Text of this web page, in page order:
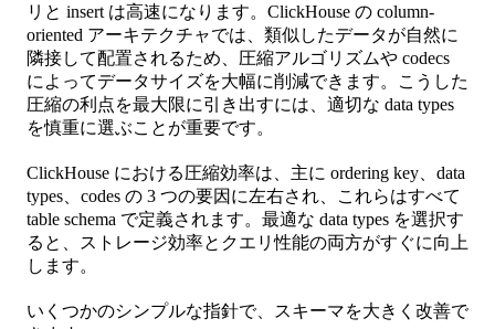
リと insert は高速になります。ClickHouse の column-
oriented アーキテクチャでは、類似したデータが自然に
隣接して配置されるため、圧縮アルゴリズムや codecs
によってデータサイズを大幅に削減できます。こうした
圧縮の利点を最大限に引き出すには、適切な data types
を慎重に選ぶことが重要です。
ClickHouse における圧縮効率は、主に ordering key、data
types、codes の 3 つの要因に左右され、これらはすべて
table schema で定義されます。最適な data types を選択す
ると、ストレージ効率とクエリ性能の両方がすぐに向上
します。
いくつかのシンプルな指針で、スキーマを大きく改善で